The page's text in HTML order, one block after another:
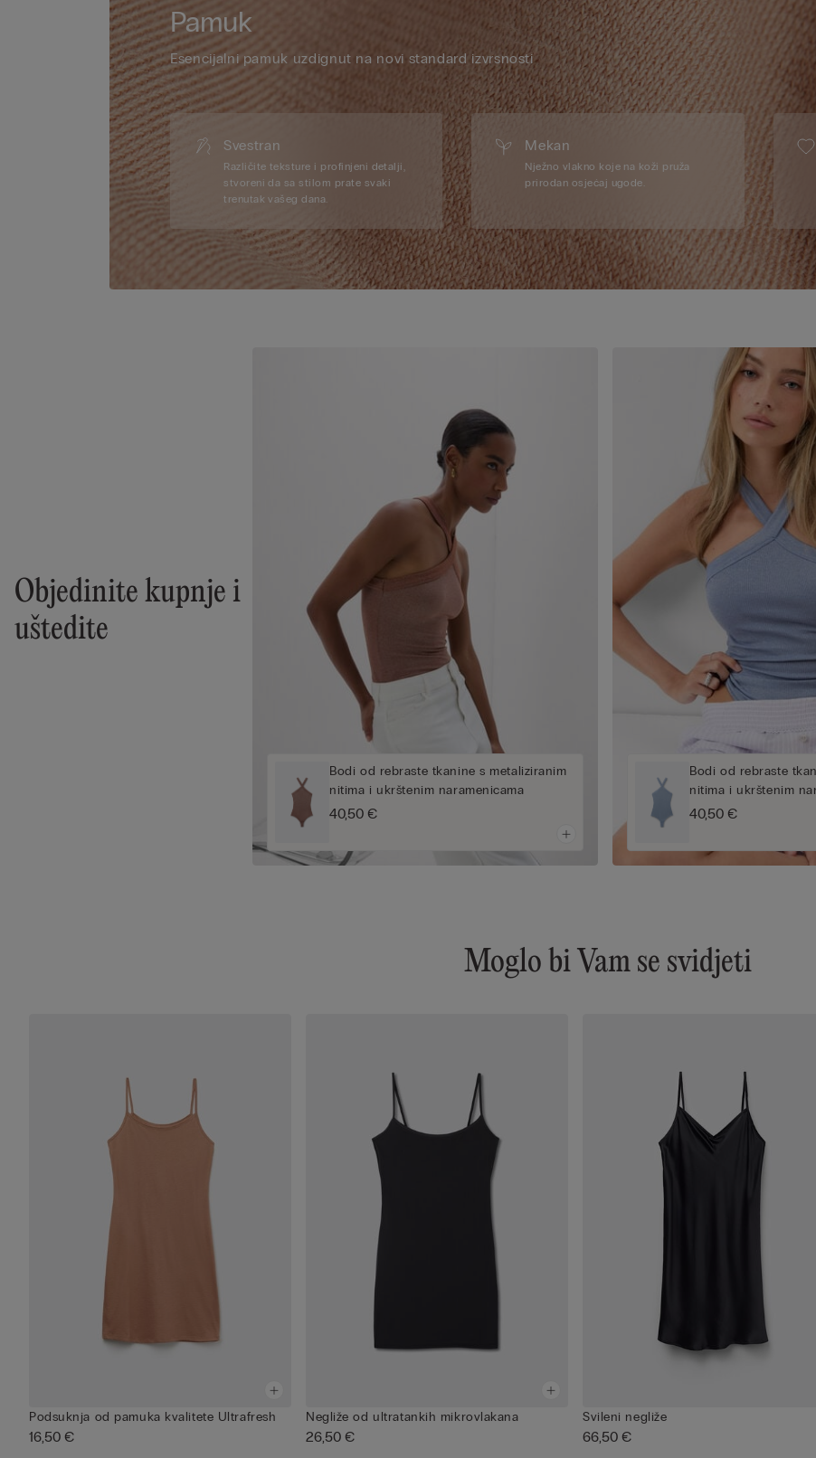
Pamuk
Esencijalni pamuk uzdignut na novi standard izvrsnosti
Svestran
Različite teksture i profinjeni detalji,
stvoreni da sa stilom prate svaki
trenutak vašeg dana.
Mekan
Nježno vlakno koje na koži pruža
prirodan osjećaj ugode.
Objedinite kupnje i
uštedite
Bodi od rebraste tkanine s metaliziranim
nitima i ukrštenim naramenicama
40,50 €
Bodi od rebraste
nitima i ukrštenim
40,50 €
Moglo bi Vam se svidjeti
Podsuknja od pamuka kvalitete Ultrafresh
16,50 €
Negliže od ultratankih mikrovlakana
26,50 €
Svileni negliže
66,50 €